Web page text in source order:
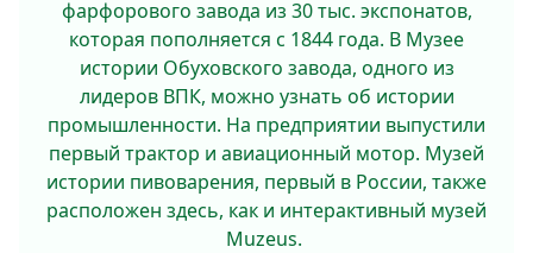
фарфорового завода из 30 тыс. экспонатов,
которая пополняется с 1844 года. В Музее
истории Обухов­ского завода, одного из
лидеров ВПК, можно узнать об истории
промышленности. На предприятии выпустили
первый трактор и ави­ационный мотор. Музей
истории пивоварения, первый в России, также
расположен здесь, как и интерактивный музей
Muzeus.